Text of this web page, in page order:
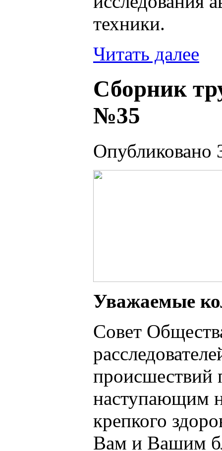
техники.
Читать далее
Сборник
№35
Опубликовано
Уважаемые
Совет
происшествий
наступающим
крепкого
Вам и Вашим